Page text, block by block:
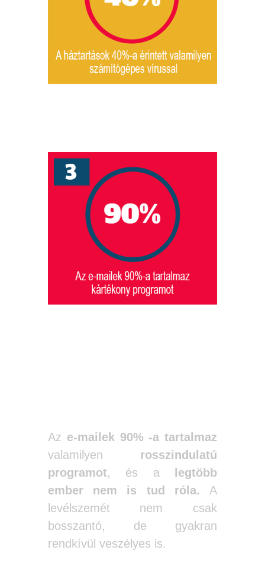
Az e-mailek 90% -a tartalmaz
valamilyen rosszindulatú
programot, és a
legtöbb
ember nem is tud róla. A
levélszemét nem csak
bosszantó, de gyakran
rendkívül veszélyes is.